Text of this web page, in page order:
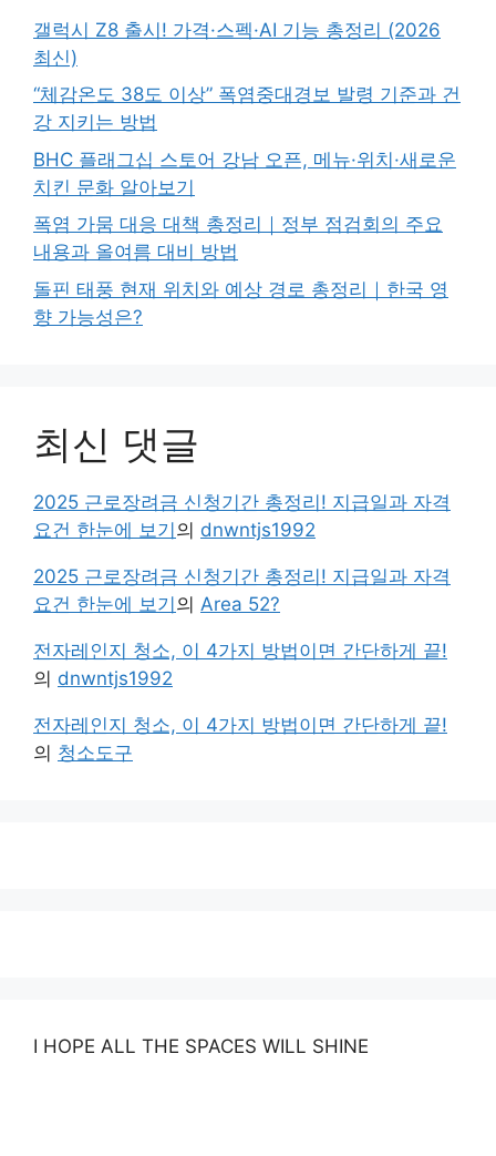
갤럭시 Z8 출시! 가격·스펙·AI 기능 총정리 (2026
최신)
“체감온도 38도 이상” 폭염중대경보 발령 기준과 건
강 지키는 방법
BHC 플래그십 스토어 강남 오픈, 메뉴·위치·새로운
치킨 문화 알아보기
폭염 가뭄 대응 대책 총정리｜정부 점검회의 주요
내용과 올여름 대비 방법
돌핀 태풍 현재 위치와 예상 경로 총정리｜한국 영
향 가능성은?
최신 댓글
2025 근로장려금 신청기간 총정리! 지급일과 자격
요건 한눈에 보기의 dnwntjs1992
2025 근로장려금 신청기간 총정리! 지급일과 자격
요건 한눈에 보기의 Area 52?
전자레인지 청소, 이 4가지 방법이면 간단하게 끝!
의 dnwntjs1992
전자레인지 청소, 이 4가지 방법이면 간단하게 끝!
의 청소도구
I HOPE ALL THE SPACES WILL SHINE